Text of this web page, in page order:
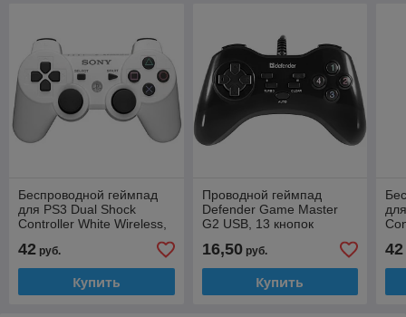
Беспроводной геймпад
для PS3 Dual Shock
Controller White Wireless,
стика (копия)
42 руб.
Купить
Проводной геймпад
Defender Game Master
G2 USB, 13 кнопок
16,50руб.
Купить
42